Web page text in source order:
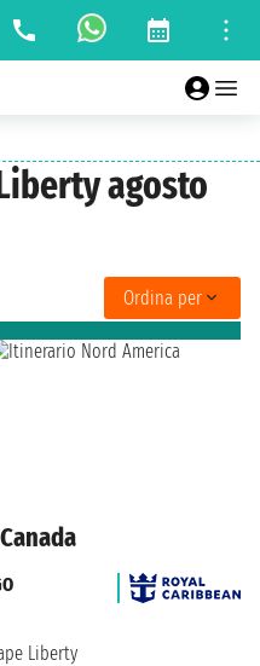
agosto
Ordina per
Liberty